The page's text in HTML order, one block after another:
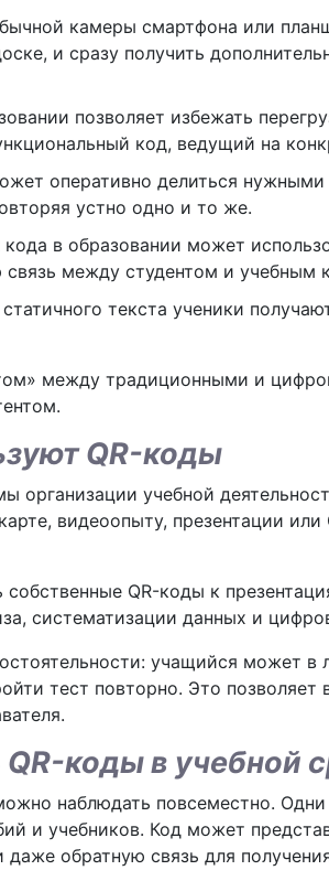
камеры смартфона или
и сразу получить
позволяет избежать
код, ведущий на
оперативно делиться
устно одно и то же.
в образовании может
между студентом и учебным
текста ученики
между традиционными и
QR-коды
организации учебной
видеоопыту, презентации
QR-коды к
систематизации данных и
учащийся может
тест повторно. Это
коды в учебной
наблюдать повсеместно.
и учебников. Код может
обратную связь для